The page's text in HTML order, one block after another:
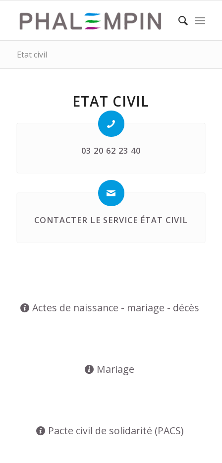
Etat civil
ETAT CIVIL
03 20 62 23 40
CONTACTER LE SERVICE ÉTAT CIVIL
Actes de naissance - mariage - décès
Mariage
Pacte civil de solidarité (PACS)